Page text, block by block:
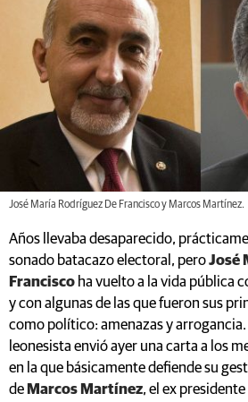
José María Rodríguez De Francisco y Marcos Martínez.
Años llevaba desaparecido,
sonado batacazo electoral, peroJosé
Francisco ha vuelto a la vida pública
y con algunas de las que fueron sus
como político: amenazas y
leonesista envió ayer una carta a los
en la que básicamente defiende su
de Marcos Martínez, el ex